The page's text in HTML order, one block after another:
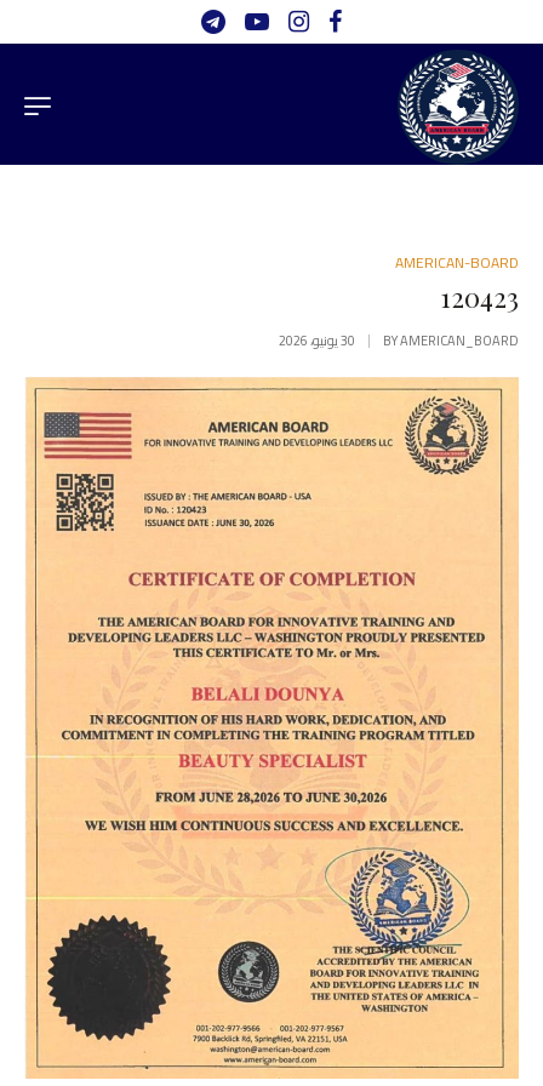
AMERICAN-BOARD
120423
BYAMERICAN_BOARD 30 يونيو، 2026